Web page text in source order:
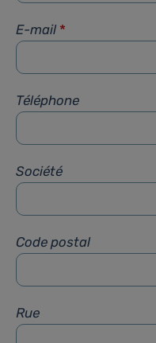
E-mail *
Téléphone
Société
Code postal
Rue